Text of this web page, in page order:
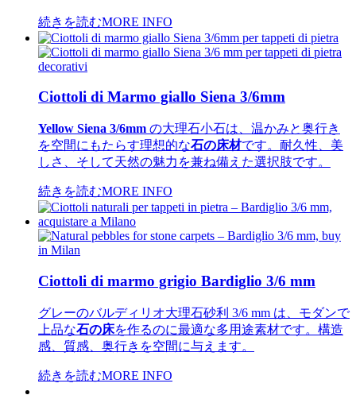
続きを読むMORE INFO
Ciottoli di Marmo giallo Siena 3/6mm
Yellow Siena 3/6mm の大理石小石は、温かみと奥行き
を空間にもたらす理想的な石の床材です。耐久性、美
しさ、そして天然の魅力を兼ね備えた選択肢です。
続きを読むMORE INFO
Ciottoli di marmo grigio Bardiglio 3/6 mm
グレーのバルディリオ大理石砂利 3/6 mm は、モダンで
上品な石の床を作るのに最適な多用途素材です。構造
感、質感、奥行きを空間に与えます。
続きを読むMORE INFO